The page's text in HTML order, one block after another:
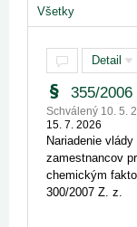
Všetky
Detail
355/2006
Schválený 10. 5.
15. 7. 2026
Nariadenie
zamestnancov
chemickým
300/2007 Z. z.